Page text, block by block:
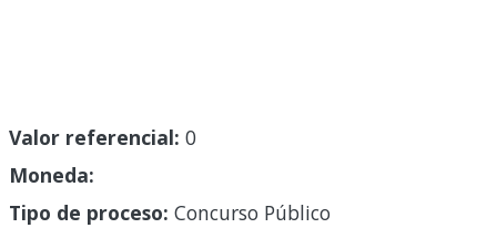
Valor referencial: 0
Moneda:
Tipo de proceso: Concurso Público